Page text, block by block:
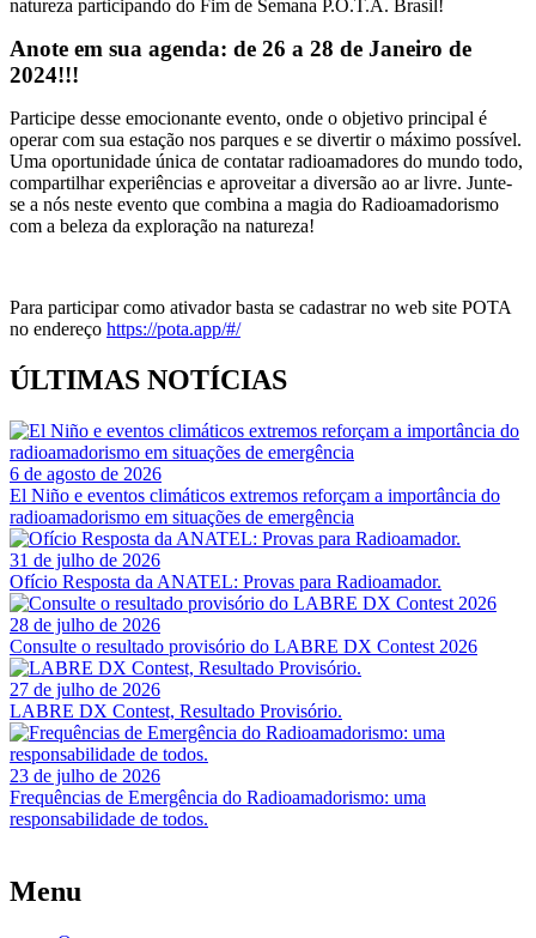
natureza participando do Fim de Semana P.O.T.A. Brasil!
Anote em sua agenda: de 26 a 28 de Janeiro de
2024!!!
Participe desse emocionante evento, onde o objetivo principal é
operar com sua estação nos parques e se divertir o máximo possível.
Uma oportunidade única de contatar radioamadores do mundo todo,
compartilhar experiências e aproveitar a diversão ao ar livre. Junte-
se a nós neste evento que combina a magia do Radioamadorismo
com a beleza da exploração na natureza!
Para participar como ativador basta se cadastrar no web site POTA
no endereço https://pota.app/#/
ÚLTIMAS NOTÍCIAS
6 de agosto de 2026
El Niño e eventos climáticos extremos reforçam a importância do
radioamadorismo em situações de emergência
31 de julho de 2026
Ofício Resposta da ANATEL: Provas para Radioamador.
28 de julho de 2026
Consulte o resultado provisório do LABRE DX Contest 2026
27 de julho de 2026
LABRE DX Contest, Resultado Provisório.
23 de julho de 2026
Frequências de Emergência do Radioamadorismo: uma
responsabilidade de todos.
Menu